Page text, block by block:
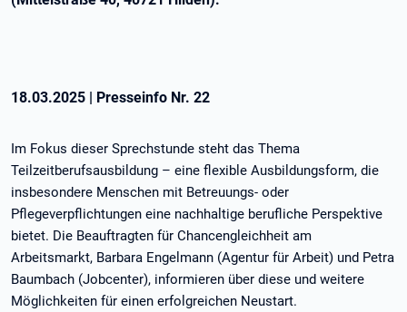
18.03.2025 | Presseinfo Nr. 22
Im Fokus dieser Sprechstunde steht das Thema
Teilzeitberufsausbildung – eine flexible Ausbildungsform, die
insbesondere Menschen mit Betreuungs- oder
Pflegeverpflichtungen eine nachhaltige berufliche Perspektive
bietet. Die Beauftragten für Chancengleichheit am
Arbeitsmarkt, Barbara Engelmann (Agentur für Arbeit) und Petra
Baumbach (Jobcenter), informieren über diese und weitere
Möglichkeiten für einen erfolgreichen Neustart.